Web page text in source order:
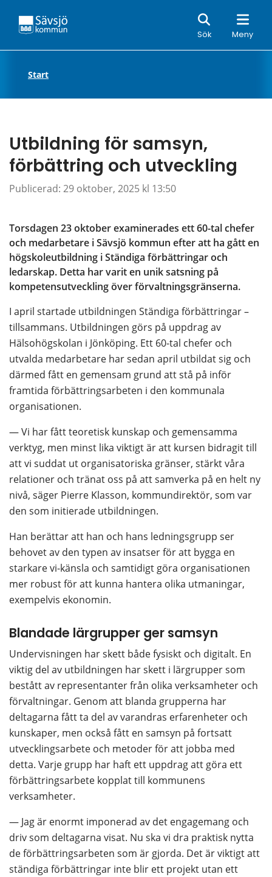
Sök Meny
Sök
Start
Utbildning för samsyn,
förbättring och utveckling
Publicerad: 29 oktober, 2025 kl 13:50
Torsdagen 23 oktober examinerades ett 60-tal chefer
och medarbetare i Sävsjö kommun efter att ha gått en
högskoleutbildning i Ständiga förbättringar och
ledarskap. Detta har varit en unik satsning på
kompetensutveckling över förvaltningsgränserna.
I april startade utbildningen Ständiga förbättringar –
tillsammans. Utbildningen görs på uppdrag av
Hälsohögskolan i Jönköping. Ett 60-tal chefer och
utvalda medarbetare har sedan april utbildat sig och
därmed fått en gemensam grund att stå på inför
framtida förbättringsarbeten i den kommunala
organisationen.
— Vi har fått teoretisk kunskap och gemensamma
verktyg, men minst lika viktigt är att kursen bidragit till
att vi suddat ut organisatoriska gränser, stärkt våra
relationer och tränat oss på att samverka på en helt ny
nivå, säger Pierre Klasson, kommundirektör, som var
den som initierade utbildningen.
Han berättar att han och hans ledningsgrupp ser
behovet av den typen av insatser för att bygga en
starkare vi-känsla och samtidigt göra organisationen
mer robust för att kunna hantera olika utmaningar,
exempelvis ekonomin.
Blandade lärgrupper ger samsyn
Undervisningen har skett både fysiskt och digitalt. En
viktig del av utbildningen har skett i lärgrupper som
bestått av representanter från olika verksamheter och
förvaltningar. Genom att blanda grupperna har
deltagarna fått ta del av varandras erfarenheter och
kunskaper, men också fått en samsyn på fortsatt
utvecklingsarbete och metoder för att jobba med
detta. Varje grupp har haft ett uppdrag att göra ett
förbättringsarbete kopplat till kommunens
verksamheter.
— Jag är enormt imponerad av det engagemang och
driv som deltagarna visat. Nu ska vi dra praktisk nytta
de förbättringsarbeten som är gjorda. Det är viktigt att
ständiga förbättringar inte blir ett projekt utan ett